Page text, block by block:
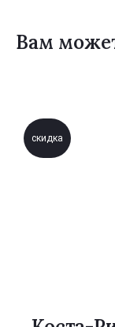
Вам
скидка